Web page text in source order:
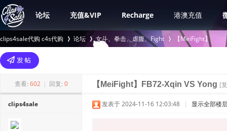
论坛 充值&VIP Recharge 港澳充值
clips4sale代购 c4s代购
>
论坛 女斗、拳击、虐腹、Fight
›
【MeiFight】
查看: 602 | 回复: 0 【MeiFight】FB72-Xqin VS Yong [
clips4sale 发表于 2024-11-16 12:03:48 | 显示全部楼